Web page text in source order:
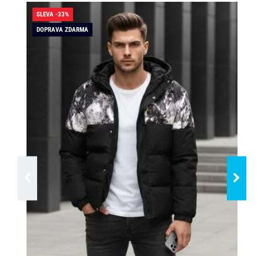
SLEVA -33%
DOPRAVA ZDARMA